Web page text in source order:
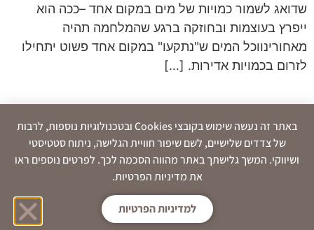
שדואג לשמור כמויות של מים במקום אחד –ככה הוא
ייפרץ בעוצמות ובחוזקה ברגע שהמלחמה תהיה
מאחורינווכל המים ש"נתקעו" במקום אחד פשוט יתחילו
לזרום בכמויות אדירות. […]
באתר זה נעשה שימוש בקובצי Cookies ובטכנולוגיות נוספות, לרבות
של צדדים שלישיים, לשם שיפור חוויית הגלישה, ניתוח סטטיסטי
ושיווקי. המשך גלישתך באתר מהווה הסכמה לכך. לפרטים נוספים ראו
את מדיניות הפרטיות.
למדיניות הפרטיות